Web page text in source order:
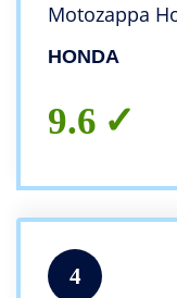
Motozappa
HONDA
9.6
4